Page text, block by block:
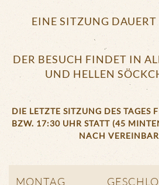
EINE SITZUNG
DER BESUCH FINDET IN
UND HELLEN
DIE LETZTE SITZUNG DES TAGES
BZW. 17:30 UHR STATT (45
NACH
MONTAG